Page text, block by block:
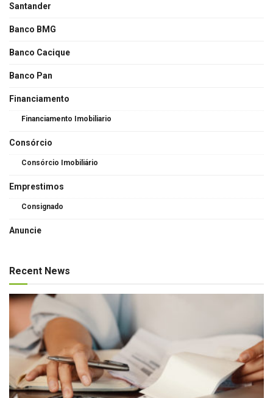
Santander
Banco BMG
Banco Cacique
Banco Pan
Financiamento
Financiamento Imobiliario
Consórcio
Consórcio Imobiliário
Emprestimos
Consignado
Anuncie
Recent News